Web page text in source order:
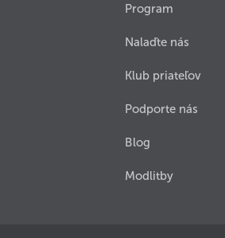
Program
Nalaďte nás
Klub priateľov
Podporte nás
Blog
Modlitby